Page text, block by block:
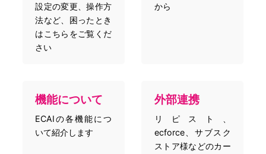
設定の変更、操作方
法など、困ったとき
はこちらをご覧くだ
さい
から
機能について
ECAIの各機能につ
いて紹介します
外部連携
リピスト、
ecforce、サブスク
ストア様などのカー